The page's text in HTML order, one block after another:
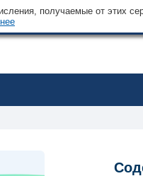
получаемые от этих